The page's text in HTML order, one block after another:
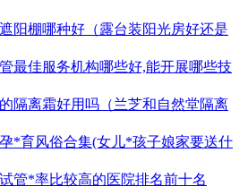
阳棚哪种好（露台装阳光房好还是
最佳服务机构哪些好,能开展哪些技
隔离霜好用吗（兰芝和自然堂隔离
*育风俗合集(女儿*孩子娘家要送什
管*率比较高的医院排名前十名